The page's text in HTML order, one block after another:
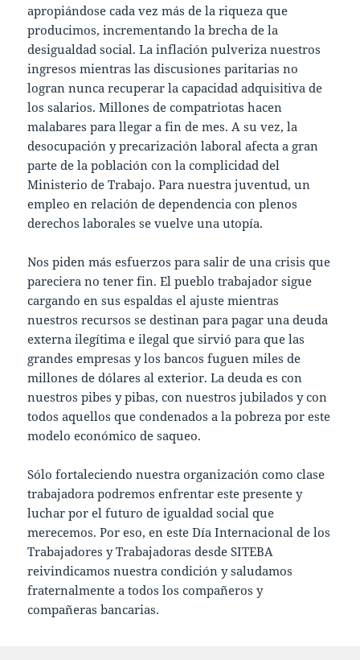
apropiándose cada vez más de la riqueza que
producimos, incrementando la brecha de la
desigualdad social. La inflación pulveriza nuestros
ingresos mientras las discusiones paritarias no
logran nunca recuperar la capacidad adquisitiva de
los salarios. Millones de compatriotas hacen
malabares para llegar a fin de mes. A su vez, la
desocupación y precarización laboral afecta a gran
parte de la población con la complicidad del
Ministerio de Trabajo. Para nuestra juventud, un
empleo en relación de dependencia con plenos
derechos laborales se vuelve una utopía.
Nos piden más esfuerzos para salir de una crisis que
pareciera no tener fin. El pueblo trabajador sigue
cargando en sus espaldas el ajuste mientras
nuestros recursos se destinan para pagar una deuda
externa ilegítima e ilegal que sirvió para que las
grandes empresas y los bancos fuguen miles de
millones de dólares al exterior. La deuda es con
nuestros pibes y pibas, con nuestros jubilados y con
todos aquellos que condenados a la pobreza por este
modelo económico de saqueo.
Sólo fortaleciendo nuestra organización como clase
trabajadora podremos enfrentar este presente y
luchar por el futuro de igualdad social que
merecemos. Por eso, en este Día Internacional de los
Trabajadores y Trabajadoras desde SITEBA
reivindicamos nuestra condición y saludamos
fraternalmente a todos los compañeros y
compañeras bancarias.